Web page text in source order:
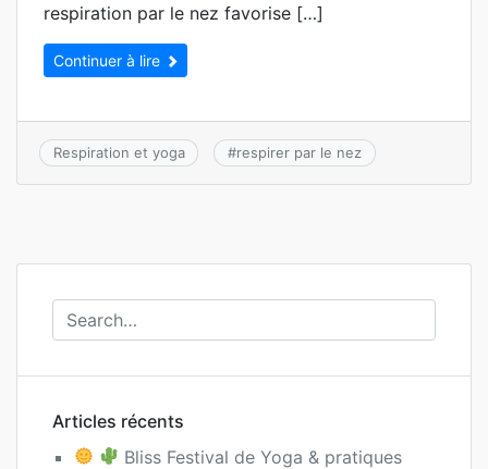
respiration par le nez favorise […]
Continuer à lire
Respiration et yoga #respirer par le nez
Articles récents
Bliss Festival de Yoga & pratiques